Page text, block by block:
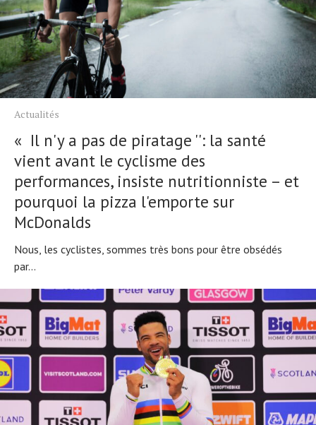
Actualités
« Il n'y a pas de piratage '': la santé
vient avant le cyclisme des
performances, insiste nutritionniste – et
pourquoi la pizza l'emporte sur
McDonalds
Nous, les cyclistes, sommes très bons pour être obsédés
par...